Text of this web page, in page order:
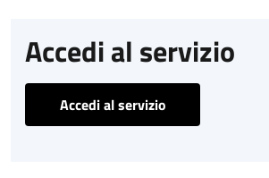
Accedi al servizio
Accedi al servizio